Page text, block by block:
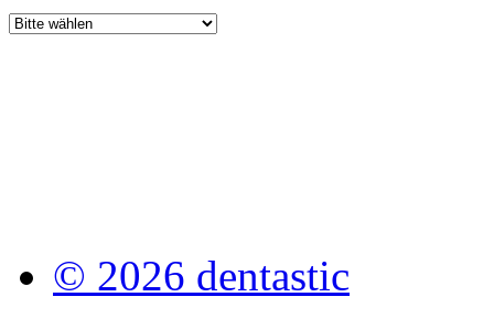
© 2026 dentastic